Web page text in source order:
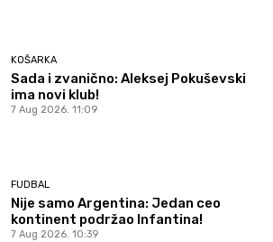
KOŠARKA
Sada i zvanično: Aleksej Pokuševski
ima novi klub!
7 Aug 2026. 11:09
FUDBAL
Nije samo Argentina: Jedan ceo
kontinent podržao Infantina!
7 Aug 2026. 10:39